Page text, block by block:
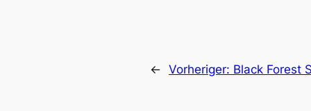
← Vorheriger: Black Forest